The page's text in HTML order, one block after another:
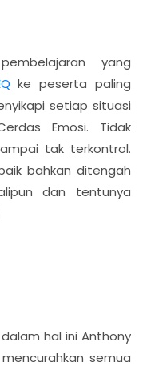
yang
ke peserta paling
setiap situasi
Emosi. Tidak
tak terkontrol.
bahkan ditengah
dan tentunya
dalam hal ini Anthony
semua